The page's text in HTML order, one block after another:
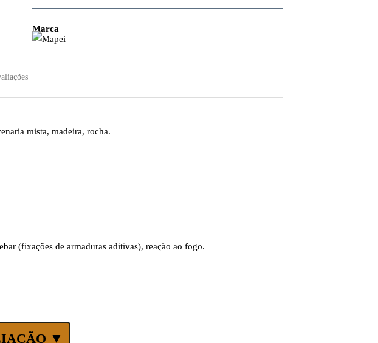
Marca
mista, madeira, rocha.
(fixações de armaduras aditivas), reação ao fogo.
▼